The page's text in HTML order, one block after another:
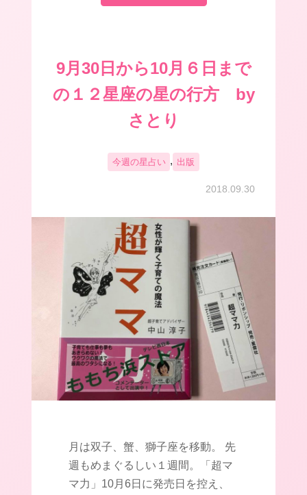
9月30日から10月６日まで
の１２星座の星の行方 by
さとり
今週の星占い , 出版
2018.09.30
月は双子、蟹、獅子座を移動。 先
週もめまぐるしい１週間。「超マ
マ力」10月6日に発売日を控え、